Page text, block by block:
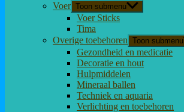
Voer Toon submenu
Voer Sticks
Tima
Overige toebehoren Toon submenu
Gezondheid en medicatie
Decoratie en hout
Hulpmiddelen
Mineraal ballen
Techniek en aquaria
Verlichting en toebehoren